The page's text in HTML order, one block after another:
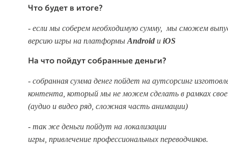
Что будет в итоге?
- если мы соберем необходимую сумму, мы сможем
версию игры на платформы Android и iOS
На что пойдут собранные деньги?
- собранная сумма денег пойдет на аутсорсинг
контента, который мы не можем сделать в рамках
(аудио и видео ряд, сложная часть анимации)
- так же деньги пойдут на локализации
игры, привлечение профессиональных переводчиков.